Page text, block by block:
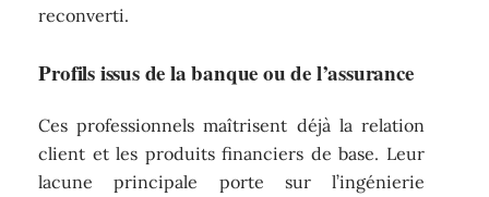
reconverti.
Profils issus de la banque ou de l’assurance
Ces professionnels maîtrisent déjà la relation
client et les produits financiers de base. Leur
lacune principale porte sur l’ingénierie